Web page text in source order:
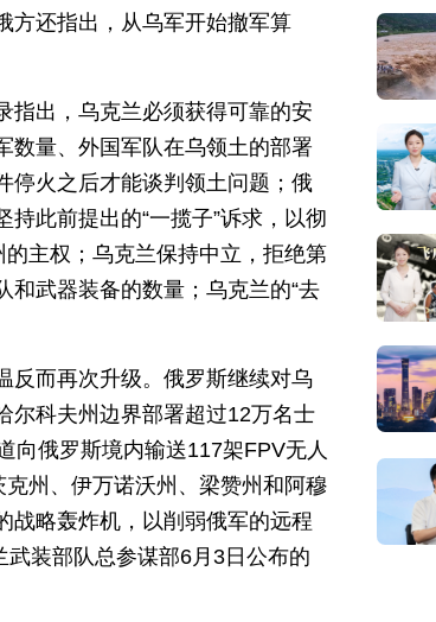
方还指出，从乌军开始撤军算
指出，乌克兰必须获得可靠的安
数量、外国军队在乌领土的部署
停火之后才能谈判领土问题；俄
此前提出的“一揽子”诉求，以彻
主权；乌克兰保持中立，拒绝第
武器装备的数量；乌克兰的“去
反而再次升级。俄罗斯继续对乌
尔科夫州边界部署超过12万名士
向俄罗斯境内输送117架FPV无人
州、伊万诺沃州、梁赞州和阿穆
战略轰炸机，以削弱俄军的远程
武装部队总参谋部6月3日公布的